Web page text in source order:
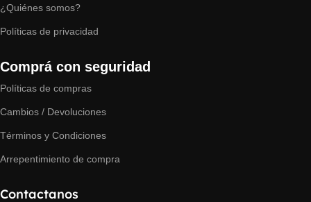
¿Quiénes somos?
Políticas de privacidad
Comprá con seguridad
Políticas de compras
Cambios / Devoluciones
Términos y Condiciones
Arrepentimiento de compra
Contactanos